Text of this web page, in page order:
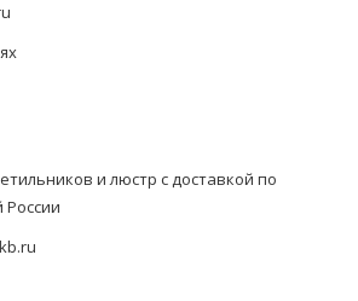
и люстр с доставкой по
России